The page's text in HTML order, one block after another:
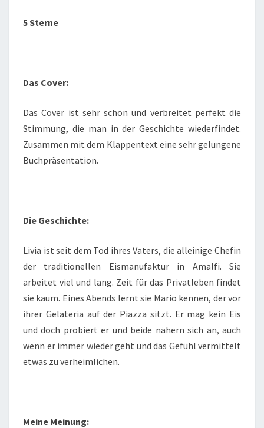
5 Sterne
Das Cover:
Das Cover ist sehr schön und verbreitet perfekt die
Stimmung, die man in der Geschichte wiederfindet.
Zusammen mit dem Klappentext eine sehr gelungene
Buchpräsentation.
Die Geschichte:
Livia ist seit dem Tod ihres Vaters, die alleinige Chefin
der traditionellen Eismanufaktur in Amalfi. Sie
arbeitet viel und lang. Zeit für das Privatleben findet
sie kaum. Eines Abends lernt sie Mario kennen, der vor
ihrer Gelateria auf der Piazza sitzt. Er mag kein Eis
und doch probiert er und beide nähern sich an, auch
wenn er immer wieder geht und das Gefühl vermittelt
etwas zu verheimlichen.
Meine Meinung: